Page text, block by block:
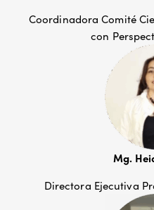
Coordinadora Comité
con
Mg.
Directora Ejecutiva